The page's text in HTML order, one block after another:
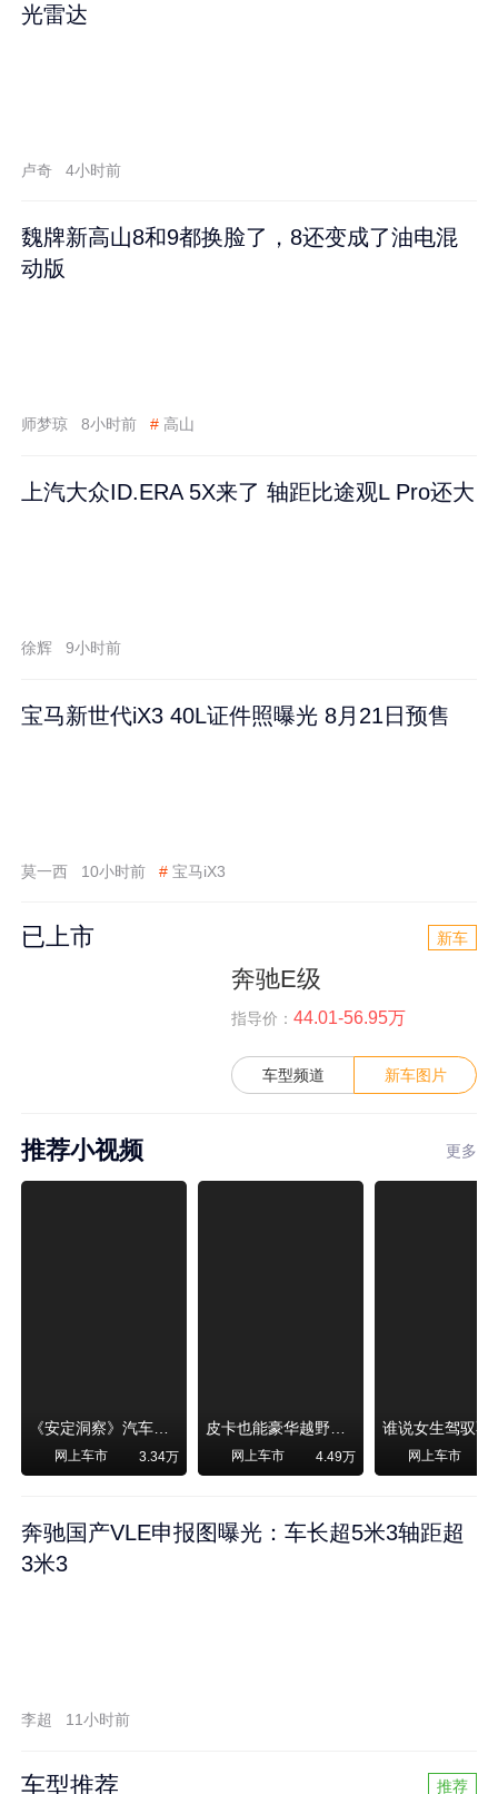
光雷达
卢奇 4小时前
魏牌新高山8和9都换脸了，8还变成了油电混
动版
师梦琼 8小时前 # 高山
上汽大众ID.ERA 5X来了 轴距比途观L Pro还大
徐辉 9小时前
宝马新世代iX3 40L证件照曝光 8月21日预售
莫一西 10小时前 # 宝马iX3
已上市 新车
奔驰E级
指导价： 44.01-56.95万
车型频道 新车图片
推荐小视频 更多
《安定洞察》汽车烧不烧油，和石油安全无关！
网上车市 3.34万
皮卡也能豪华越野！纵横F700上市，限时卖29.99万起
网上车市 4.49万 网上车市
奔驰国产VLE申报图曝光：车长超5米3轴距超
3米3
李超 11小时前
车型推荐 推荐